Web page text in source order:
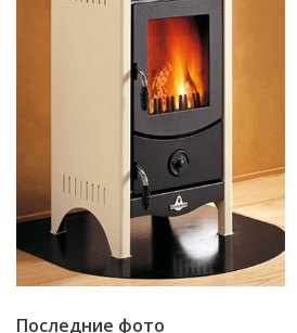
Последние фото